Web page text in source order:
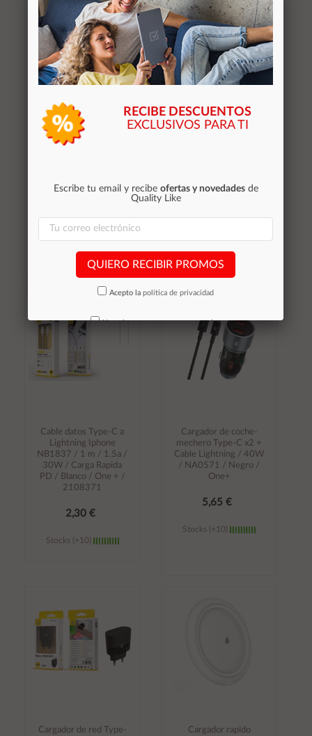
carrito
carrito
Cable USB 3.0 a Micro
Stocks (+10)
Añadir al
/ Negro / One+
2,30 €
Stocks (+10)
Añadir al
Cable datos Type-C a
Lightning Iphone
NB1837 / 1 m / 1.5a /
30W / Carga Rapida
PD / Blanco / One + /
2108371
2,30 €
Stocks (+10)
carrito
Cargador de coche-
mechero Type-C x2 +
Cable Lightning / 40W
/ NA0571 / Negro /
One+
5,65 €
Stocks (+10)
Cargador de red Type-
Cargador rapido
RECIBE DESCUENTOS
EXCLUSIVOS PARA TI
Escribe tu email y recibe ofertas y novedadesde
Quality Like
QUIERO RECIBIR PROMOS
Acepto la política de privacidad
No volver a mostrar mas este aviso